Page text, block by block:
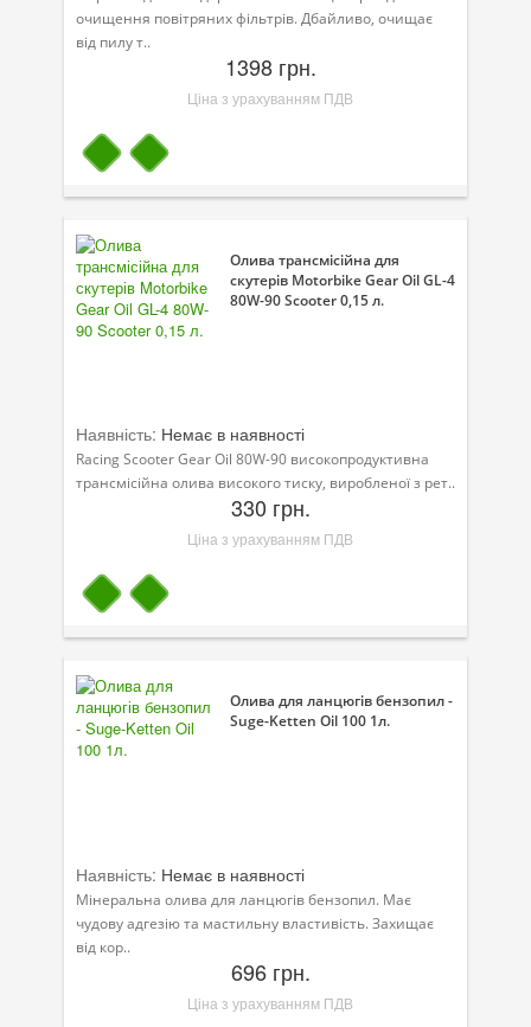
очищення повітряних фільтрів. Дбайливо, очищає
від пилу т..
1398 грн.
Ціна з урахуванням ПДВ
Олива трансмісійна для
скутерів Motorbike Gear Oil GL-4
80W-90 Scooter 0,15 л.
Наявність: Немає в наявності
Racing Scooter Gear Oil 80W-90 високопродуктивна
трансмісійна олива високого тиску, виробленої з рет..
330 грн.
Ціна з урахуванням ПДВ
Олива для ланцюгів бензопил -
Suge-Ketten Oil 100 1л.
Наявність: Немає в наявності
Мінеральна олива для ланцюгів бензопил. Має
чудову адгезію та мастильну властивість. Захищає
від кор..
696 грн.
Ціна з урахуванням ПДВ